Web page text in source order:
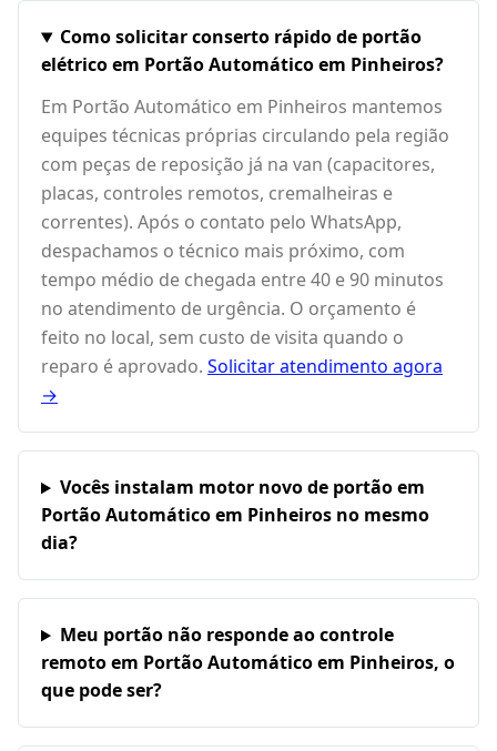
Como solicitar conserto rápido de portão
elétrico em Portão Automático em Pinheiros?
Em Portão Automático em Pinheiros mantemos
equipes técnicas próprias circulando pela região
com peças de reposição já na van (capacitores,
placas, controles remotos, cremalheiras e
correntes). Após o contato pelo WhatsApp,
despachamos o técnico mais próximo, com
tempo médio de chegada entre 40 e 90 minutos
no atendimento de urgência. O orçamento é
feito no local, sem custo de visita quando o
reparo é aprovado. Solicitar atendimento agora
→
Vocês instalam motor novo de portão em
Portão Automático em Pinheiros no mesmo
dia?
Meu portão não responde ao controle
remoto em Portão Automático em Pinheiros, o
que pode ser?